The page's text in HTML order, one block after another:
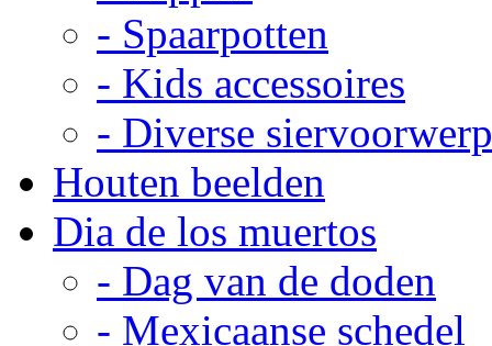
- Spaarpotten
- Kids accessoires
- Diverse
Houten beelden
Dia de los muertos
- Dag van de doden
- Mexicaanse schedel